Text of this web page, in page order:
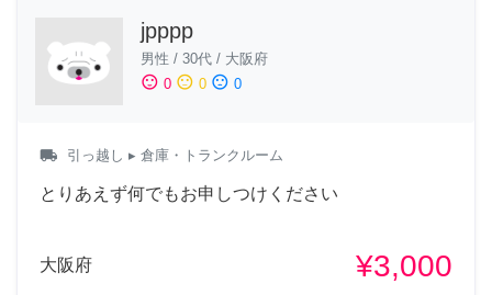
jpppp
男性 / 30代 / 大阪府
sentiment_satisfied 0 sentiment_neutral 0 sentiment_dissatisfied 0
local_shipping 引っ越し ▸ 倉庫・トランクルーム
とりあえず何でもお申しつけください
大阪府 ¥3,000